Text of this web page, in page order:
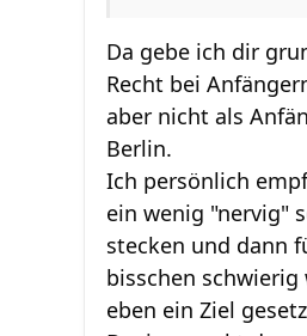
Da gebe ich dir
Recht bei
aber nicht als
Berlin.
Ich persönlich
ein wenig "nervig"
stecken und dann
bisschen schwierig
eben ein Ziel